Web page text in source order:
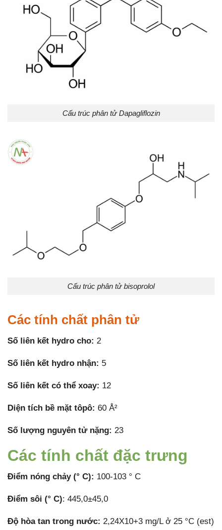
Cấu trúc phân tử Dapagliflozin
Cấu trúc phân tử bisoprolol
Các tính chất phân tử
Số liên kết hydro cho: 2
Số liên kết hydro nhận: 5
Số liên kết có thể xoay: 12
Diện tích bề mặt tôpô: 60 Å²
Số lượng nguyên tử nặng: 23
Các tính chất đặc trưng
Điểm nóng chảy (° C): 100-103 ° C
Điểm sôi (° C): 445,0±45,0
Độ hòa tan trong nước: 2,24X10+3 mg/L ở 25 °C (est)